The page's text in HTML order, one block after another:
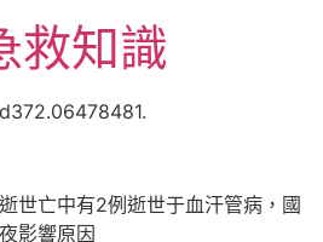
救知識
世亡中有2例逝世于血汗管病，國
影響原因